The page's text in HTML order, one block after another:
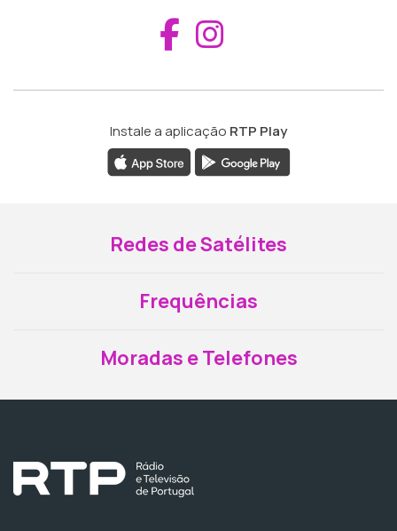
Aceder ao
Instale a aplicação RTP Play
Redes de Satélites
Frequências
Moradas e Telefones